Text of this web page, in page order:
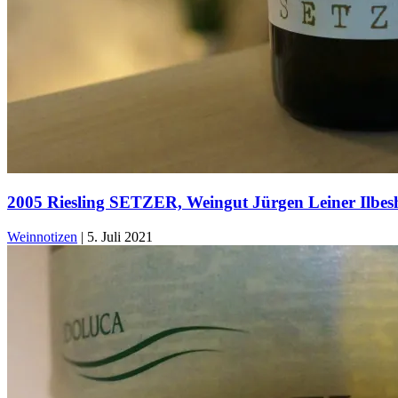
2005 Riesling SETZER, Weingut Jürgen Leiner
Weinnotizen | 5. Juli 2021